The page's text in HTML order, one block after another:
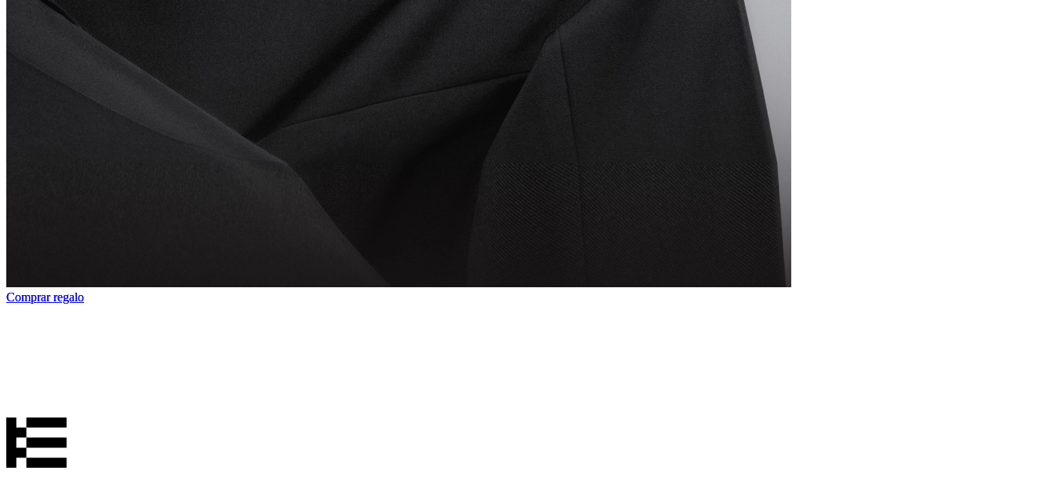
Comprar regalo
Comprar regalo